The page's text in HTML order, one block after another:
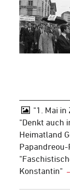
"1. Mai
"Denkt auch
Heimatland
Konstantin"